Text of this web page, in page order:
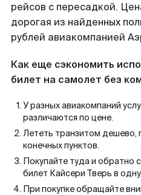
рейсов с пересадкой.
дорогая из найденных
рублей авиакомпанией
Как еще сэкономить
билет на самолет без
У разных авиакомпаний
различаются по цене.
Лететь транзитом дешево,
конечных пунктов.
Покупайте туда и обратно
билет Кайсери Тверь в
При покупке обращайте